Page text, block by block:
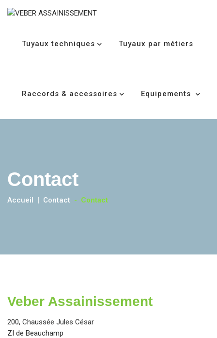
Tuyaux techniques Tuyaux par métiers
Raccords & accessoires Equipements
Contact
Accueil Contact - Contact
Veber Assainissement
200, Chaussée Jules César
ZI de Beauchamp